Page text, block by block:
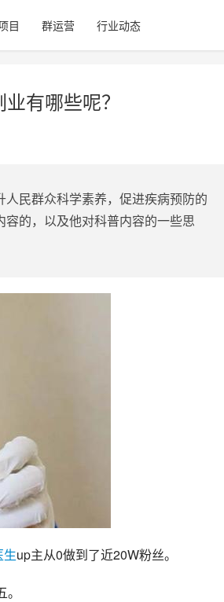
目 群运营 行业动态
有哪些呢？
民群众科学素养，促进疾病预防的
的，以及他对科普内容的一些思
生up主从0做到了近20W粉丝。